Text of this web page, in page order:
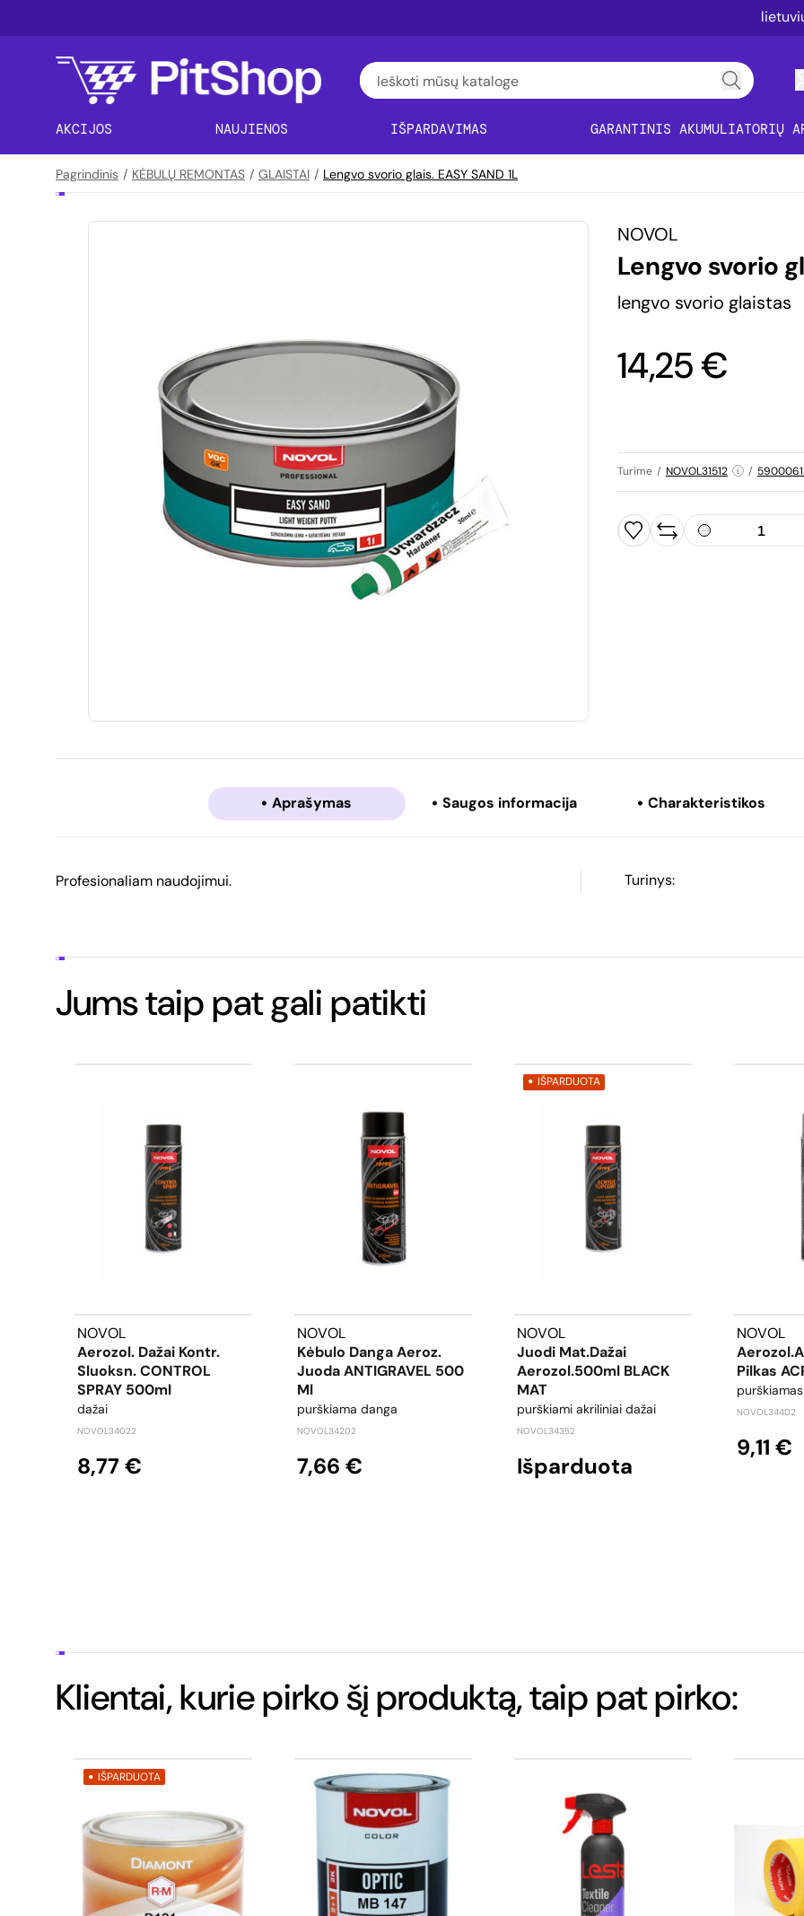
AKCIJOS NAUJIENOS IŠPARDAVIMAS GARANTINIS AKUMULIATORIŲ
Pagrindinis / KĖBULŲ REMONTAS / GLAISTAI / Lengvo svorio glais. EASY SAND 1L
NOVOL
Lengvo svorio
lengvo svorio glaistas
14,25 €
Turime / NOVOL31512 /
Aprašymas Saugos informacija Charakteristikos
Profesionaliam naudojimui. Turinys:
Jums taip pat gali patikti
NOVOL
Aerozol. Dažai Kontr.
Sluoksn. CONTROL
SPRAY 500ml
dažai
NOVOL34022
8,77 €
NOVOL
Kėbulo Danga Aeroz.
Juoda ANTIGRAVEL 500
Ml
purškiama danga
NOVOL34202
7,66 €
IŠPARDUOTA
NOVOL
Juodi Mat.dažai
Aerozol.500ml BLACK
MAT
purškiami akriliniai dažai
NOVOL34352
Išparduota
NOVOL
Pilkas
NOVOL34402
9,11 €
Klientai, kurie pirko šį produktą, taip pat pirko:
IŠPARDUOTA